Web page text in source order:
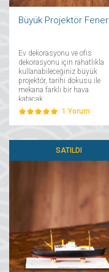
Büyük Projektör Fener
Ev dekorasyonu ve ofis
dekorasyonu için rahatlıkla
kullanabileceğiniz büyük
projektör, tarihi dokusu ile
mekana farklı bir hava
katacak....
1 Yorum
SATILDI